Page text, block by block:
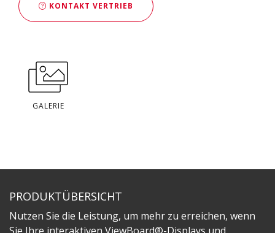
KONTAKT VERTRIEB
GALERIE
PRODUKTÜBERSICHT
Nutzen Sie die Leistung, um mehr zu erreichen, wenn